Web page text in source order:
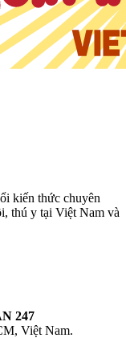
kiến thức chuyên
thú y tại Việt Nam và
247
Việt Nam.